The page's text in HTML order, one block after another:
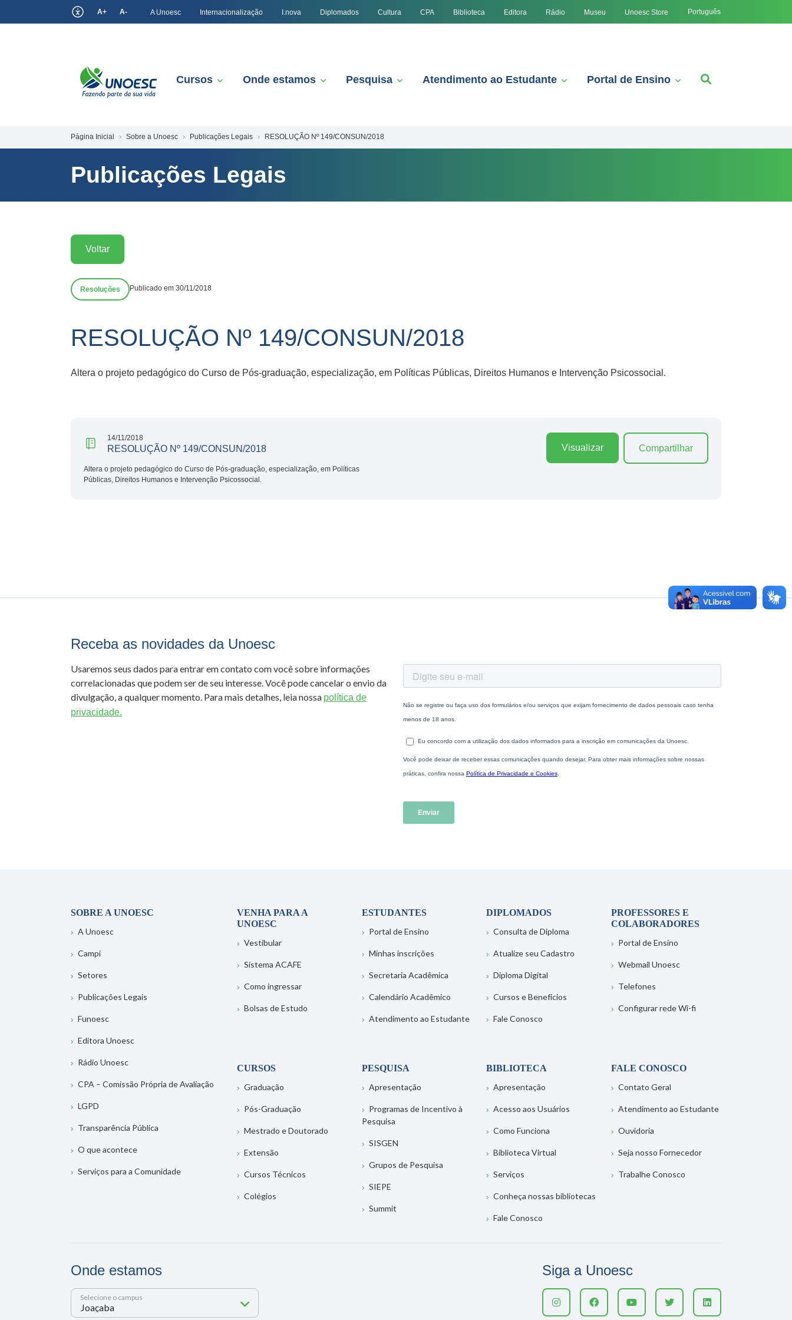
A+ A- A Unoesc Internacionalização I.nova Diplomados Cultura CPA Biblioteca Editora Rádio Museu Unoesc Store Português
Cursos Onde estamos Pesquisa Atendimento ao Estudante Portal de Ensino
Página Inicial Sobre a Unoesc Publicações Legais RESOLUÇÃO Nº 149/CONSUN/2018
Publicações Legais
Voltar
Resoluções Publicado em 30/11/2018
RESOLUÇÃO Nº 149/CONSUN/2018
Altera o projeto pedagógico do Curso de Pós-graduação, especialização, em Políticas Públicas, Direitos Humanos e Intervenção Psicossocial.
14/11/2018
RESOLUÇÃO Nº 149/CONSUN/2018
Altera o projeto pedagógico do Curso de Pós-graduação, especialização, em Políticas
Públicas, Direitos Humanos e Intervenção Psicossocial.
Visualizar Compartilhar
Receba as novidades da Unoesc
Usaremos seus dados para entrar em contato com você sobre informações
correlacionadas que podem ser de seu interesse. Você pode cancelar o envio da
divulgação, a qualquer momento. Para mais detalhes, leia nossa política de
privacidade.
SOBRE A UNOESC
A Unoesc
Campi
Setores
Publicações Legais
Funoesc
Editora Unoesc
Rádio Unoesc
CPA – Comissão Própria de Avaliação
LGPD
Transparência Pública
O que acontece
Serviços para a Comunidade
VENHA PARA A
UNOESC
Vestibular
Sistema ACAFE
Como ingressar
Bolsas de Estudo
ESTUDANTES
Portal de Ensino
Minhas inscrições
Secretaria Acadêmica
Calendário Acadêmico
Atendimento ao Estudante
DIPLOMADOS
Consulta de Diploma
Atualize seu Cadastro
Diploma Digital
Cursos e Benefícios
Fale Conosco
PROFESSORES E
COLABORADORES
Portal de Ensino
Webmail Unoesc
Telefones
Configurar rede Wi-fi
CURSOS
Graduação
Pós-Graduação
Mestrado e Doutorado
Extensão
Cursos Técnicos
Colégios
PESQUISA
Apresentação
Programas de Incentivo à
Pesquisa
SISGEN
Grupos de Pesquisa
SIEPE
Summit
BIBLIOTECA
Apresentação
Acesso aos Usuários
Como Funciona
Biblioteca Virtual
Serviços
Conheça nossas bibliotecas
Fale Conosco
FALE CONOSCO
Contato Geral
Atendimento ao Estudante
Ouvidoria
Seja nosso Fornecedor
Trabalhe Conosco
Onde estamos
Selecione o campus
Siga a Unoesc